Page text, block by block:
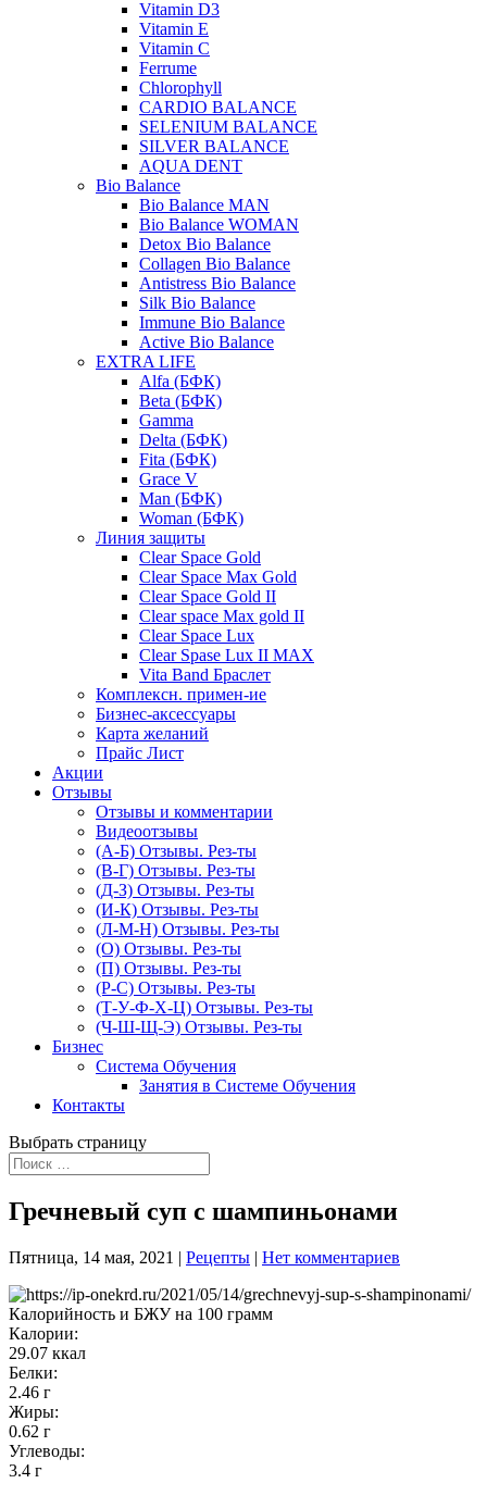
Vitamin D3
Vitamin E
Vitamin C
Ferrume
Chlorophyll
CARDIO BALANCE
SELENIUM BALANCE
SILVER BALANCE
AQUA DENT
Bio Balance
Bio Balance MAN
Bio Balance WOMAN
Detox Bio Balance
Collagen Bio Balance
Antistress Bio Balance
Silk Bio Balance
Immune Bio Balance
Active Bio Balance
EXTRA LIFE
Alfa (БФК)
Вeta (БФК)
Gamma
Delta (БФК)
Fita (БФК)
Grace V
Man (БФК)
Woman (БФК)
Линия защиты
Clear Space Gold
Clear Space Max Gold
Clear Space Gold II
Clear space Max gold II
Clear Space Lux
Clear Spase Lux II MAX
Vita Band Браслет
Комплексн. примен-ие
Бизнес-аксессуары
Карта желаний
Прайс Лист
Акции
Отзывы
Отзывы и комментарии
Видеоотзывы
(А-Б) Отзывы. Рез-ты
(В-Г) Отзывы. Рез-ты
(Д-З) Отзывы. Рез-ты
(И-К) Отзывы. Рез-ты
(Л-М-Н) Отзывы. Рез-ты
(О) Отзывы. Рез-ты
(П) Отзывы. Рез-ты
(Р-С) Отзывы. Рез-ты
(Т-У-Ф-Х-Ц) Отзывы. Рез-ты
(Ч-Ш-Щ-Э) Отзывы. Рез-ты
Бизнес
Система Обучения
Занятия в Системе Обучения
Контакты
Выбрать страницу
Гречневый суп с шампиньонами
Пятница, 14 мая, 2021 | Рецепты | Нет комментариев
Калорийность и БЖУ на 100 грамм
Калории:
29.07 ккал
Белки:
2.46 г
Жиры:
0.62 г
Углеводы:
3.4 г